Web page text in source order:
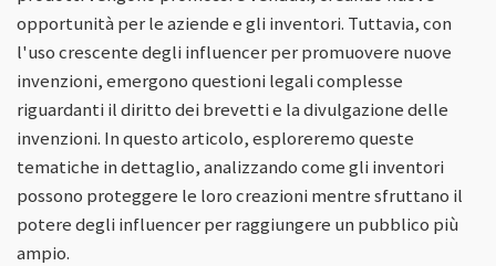
opportunità per le aziende e gli inventori. Tuttavia, con
l'uso crescente degli influencer per promuovere nuove
invenzioni, emergono questioni legali complesse
riguardanti il diritto dei brevetti e la divulgazione delle
invenzioni. In questo articolo, esploreremo queste
tematiche in dettaglio, analizzando come gli inventori
possono proteggere le loro creazioni mentre sfruttano il
potere degli influencer per raggiungere un pubblico più
ampio.